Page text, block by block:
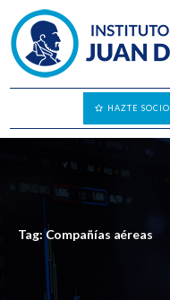
HAZTE SOCIO
Tag: Compañías aéreas